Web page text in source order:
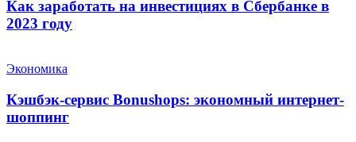
Как заработать на инвестициях в Сбербанке в
2023 году
Экономика
Кэшбэк-сервис Bonushops: экономный интернет-
шоппинг